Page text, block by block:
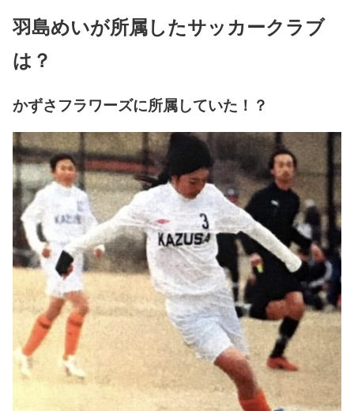
羽島めいが所属したサッカークラブ
は？
かずさフラワーズに所属していた！？